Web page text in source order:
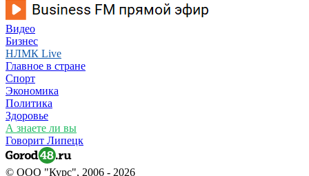
Видео
Бизнес
НЛМК Live
Главное в стране
Спорт
Экономика
Политика
Здоровье
А знаете ли вы
Говорит Липецк
© ООО "Курс", 2006 - 2026